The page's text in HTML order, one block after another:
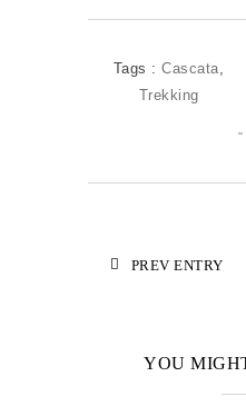
Tags :Cascata
Trekking
PREV ENTRY
YOU